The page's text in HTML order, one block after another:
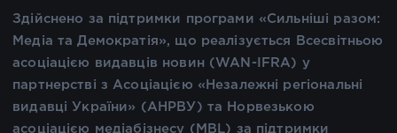
Здійснено за підтримки програми «Сильніші разом:
Медіа та Демократія», що реалізується Всесвітньою
асоціацією видавців новин (WAN-IFRA) у
партнерстві з Асоціацією «Незалежні регіональні
видавці України» (АНРВУ) та Норвезькою
асоціацією медіабізнесу (MBL) за підтримки